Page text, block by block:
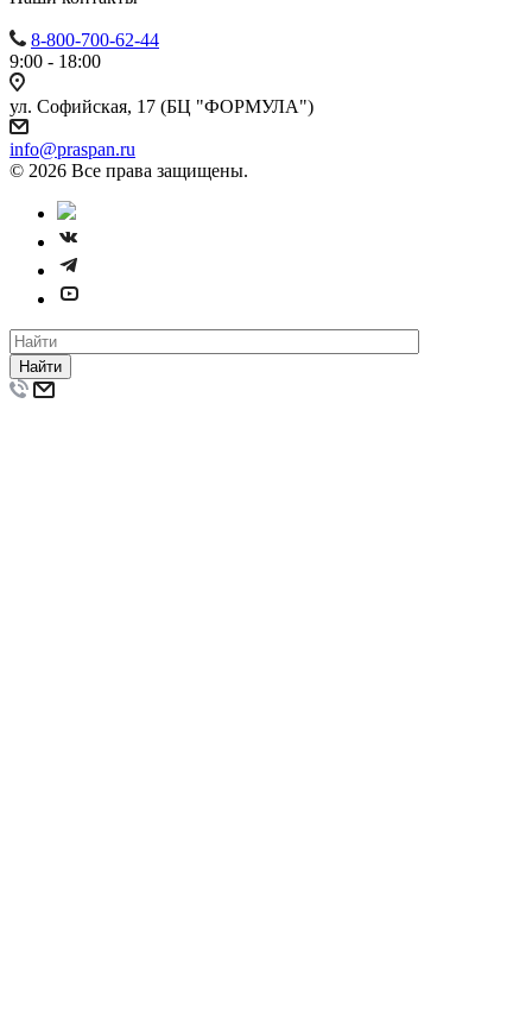
8-800-700-62-44
9:00 - 18:00
ул. Софийская, 17 (БЦ "ФОРМУЛА")
info@praspan.ru
© 2026 Все права защищены.
Найти